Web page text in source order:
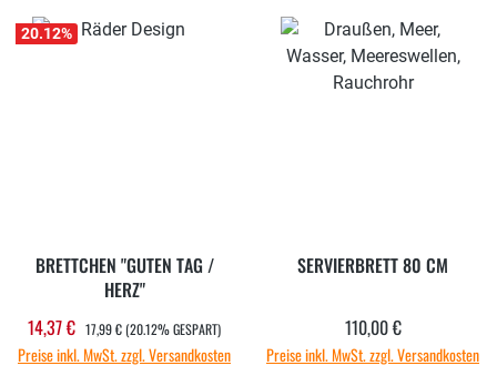
20.12%
BRETTCHEN "GUTEN TAG /
HERZ"
Verkaufspreis:
14,37 € REGULÄRER PREIS:
17,99 €(20.12% GESPART)
Preise inkl. MwSt. zzgl. Versandkosten
SERVIERBRETT 80 CM
Regulärer Preis:
110,00 €
Preise inkl. MwSt. zzgl. Versandkosten